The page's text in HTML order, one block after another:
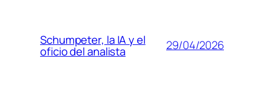
Schumpeter, la IA y el
oficio del analista 29/04/2026